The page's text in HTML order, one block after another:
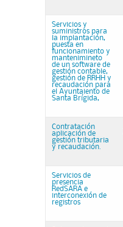
Servicios y
suministros para
la implantación,
puesta en
funcionamiento y
mantenimineto
de un software de
gestión contable,
gestión de RRHH y
recaudación para
el Ayuntaiento de
Santa Brígida,
Contratación
aplicación de
gestión tributaria
y recaudación.
Servicios de
presencia
RedSARA e
interconexión de
registros